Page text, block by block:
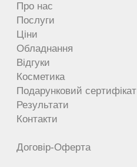
Про нас
Послуги
Ціни
Обладнання
Відгуки
Косметика
Подарунковий сертифікат
Результати
Контакти
Договір-Оферта